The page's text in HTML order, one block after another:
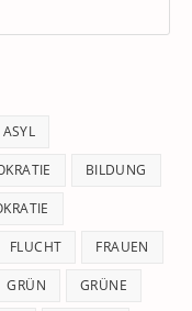
ASYL
BILDUNG
FLUCHT FRAUEN
GRÜN GRÜNE